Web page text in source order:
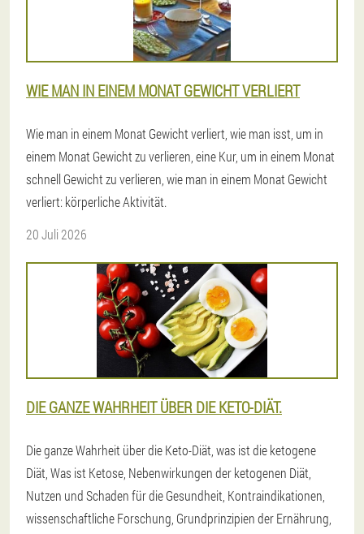
WIE MAN IN EINEM MONAT GEWICHT VERLIERT
Wie man in einem Monat Gewicht verliert, wie man isst, um in
einem Monat Gewicht zu verlieren, eine Kur, um in einem Monat
schnell Gewicht zu verlieren, wie man in einem Monat Gewicht
verliert: körperliche Aktivität.
20 Juli 2026
DIE GANZE WAHRHEIT ÜBER DIE KETO-DIÄT.
Die ganze Wahrheit über die Keto-Diät, was ist die ketogene
Diät, Was ist Ketose, Nebenwirkungen der ketogenen Diät,
Nutzen und Schaden für die Gesundheit, Kontraindikationen,
wissenschaftliche Forschung, Grundprinzipien der Ernährung,